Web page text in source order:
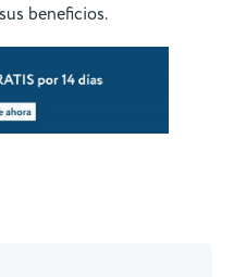
beneficios.